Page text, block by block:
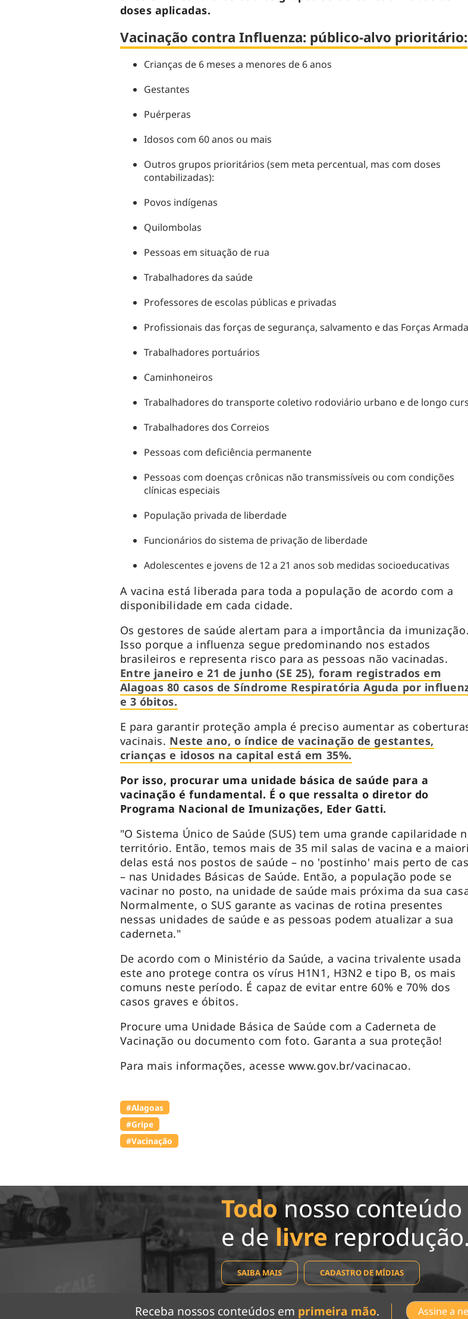
doses aplicadas.
Vacinação contra Influenza: público-alvo prioritário:
Crianças de 6 meses a menores de 6 anos
Gestantes
Puérperas
Idosos com 60 anos ou mais
Outros grupos prioritários (sem meta percentual, mas com doses
contabilizadas):
Povos indígenas
Quilombolas
Pessoas em situação de rua
Trabalhadores da saúde
Professores de escolas públicas e privadas
Profissionais das forças de segurança, salvamento e das Forças
Trabalhadores portuários
Caminhoneiros
Trabalhadores do transporte coletivo rodoviário urbano e de longo
Trabalhadores dos Correios
Pessoas com deficiência permanente
Pessoas com doenças crônicas não transmissíveis ou com condições
clínicas especiais
População privada de liberdade
Funcionários do sistema de privação de liberdade
Adolescentes e jovens de 12 a 21 anos sob medidas socioeducativas
A vacina está liberada para toda a população de acordo com a
disponibilidade em cada cidade.
Os gestores de saúde alertam para a importância da imunização.
Isso porque a influenza segue predominando nos estados
brasileiros e representa risco para as pessoas não vacinadas.
Entre janeiro e 21 de junho (SE 25), foram registrados em
Alagoas 80 casos de Síndrome Respiratória Aguda por
e 3 óbitos.
E para garantir proteção ampla é preciso aumentar as
vacinais. Neste ano, o índice de vacinação de gestantes,
crianças e idosos na capital está em 35%.
Por isso, procurar uma unidade básica de saúde para a
vacinação é fundamental. É o que ressalta o diretor do
Programa Nacional de Imunizações, Eder Gatti.
"O Sistema Único de Saúde (SUS) tem uma grande capilaridade
território. Então, temos mais de 35 mil salas de vacina e a
delas está nos postos de saúde – no 'postinho' mais perto de
– nas Unidades Básicas de Saúde. Então, a população pode se
vacinar no posto, na unidade de saúde mais próxima da sua
Normalmente, o SUS garante as vacinas de rotina presentes
nessas unidades de saúde e as pessoas podem atualizar a sua
caderneta."
De acordo com o Ministério da Saúde, a vacina trivalente usada
este ano protege contra os vírus H1N1, H3N2 e tipo B, os mais
comuns neste período. É capaz de evitar entre 60% e 70% dos
casos graves e óbitos.
Procure uma Unidade Básica de Saúde com a Caderneta de
Vacinação ou documento com foto. Garanta a sua proteção!
Para mais informações, acesse www.gov.br/vacinacao.
#Alagoas
#Gripe
#Vacinação
Todonosso
e de livre reprodução.
SAIBA MAIS CADASTRO DE MÍDIAS
Receba nossos conteúdos em primeira mão. Assine a